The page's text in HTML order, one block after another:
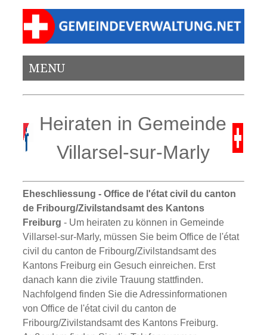
MENU
Heiraten in Gemeinde
Villarsel-sur-Marly
Eheschliessung - Office de l'état civil du canton
de Fribourg/Zivilstandsamt des Kantons
Freiburg- Um heiraten zu können in Gemeinde
Villarsel-sur-Marly, müssen Sie beim Office de l'état
civil du canton de Fribourg/Zivilstandsamt des
Kantons Freiburg ein Gesuch einreichen. Erst
danach kann die zivile Trauung stattfinden.
Nachfolgend finden Sie die Adressinformationen
von Office de l'état civil du canton de
Fribourg/Zivilstandsamt des Kantons Freiburg.